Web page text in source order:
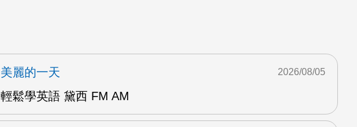
美麗的一天
輕鬆學英語 黛西 FM AM
2026/08/05